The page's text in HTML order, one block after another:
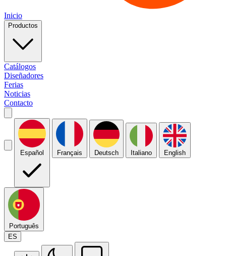
Inicio
Productos
Catálogos
Diseñadores
Ferias
Noticias
Contacto
Español Français Deutsch Italiano English
Português
ES